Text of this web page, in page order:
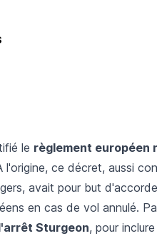
le règlement européen
ce décret, aussi
avait pour but
en cas de vol annulé.
Sturgeon, pour